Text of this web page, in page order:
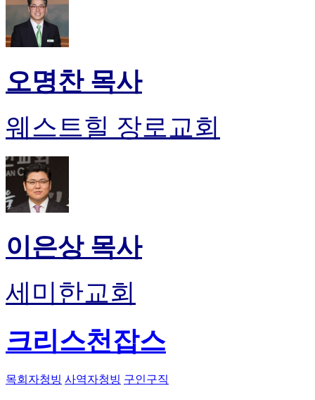
오명찬 목사
웨스트힐 장로교회
이은상 목사
세미한교회
크리스천잡스
목회자청빙 사역자청빙 구인구직